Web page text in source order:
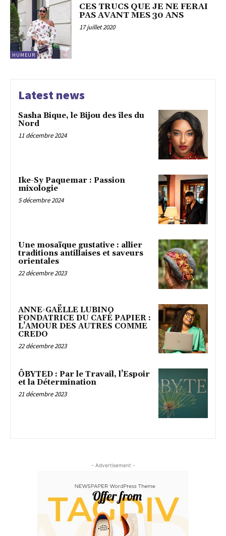
HUMEUR
CES TRUCS QUE JE NE FERAI
PAS AVANT MES 30 ANS
17 juillet 2020
Latest news
Sasha Bique, le Bijou des îles du
Nord
11 décembre 2024
Ike-Sy Paquemar : Passion
mixologie
5 décembre 2024
Une mosaïque gustative : allier
traditions antillaises et saveurs
orientales
22 décembre 2023
ANNE-GAËLLE LUBINO
FONDATRICE DU CAFÉ PAPIER :
L’AMOUR DES AUTRES COMME
CREDO
22 décembre 2023
ÔBYTED : Par le Travail, l’Espoir
et la Détermination
21 décembre 2023
- Advertisement -